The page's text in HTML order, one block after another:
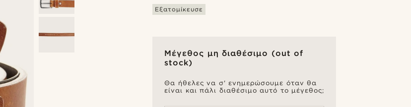
Εξατομίκευσε
Μέγεθος μη διαθέσιμο (out of
stock)
Θα ήθελες να σ' ενημερώσουμε όταν θα
είναι και πάλι διαθέσιμο αυτό το μέγεθος;